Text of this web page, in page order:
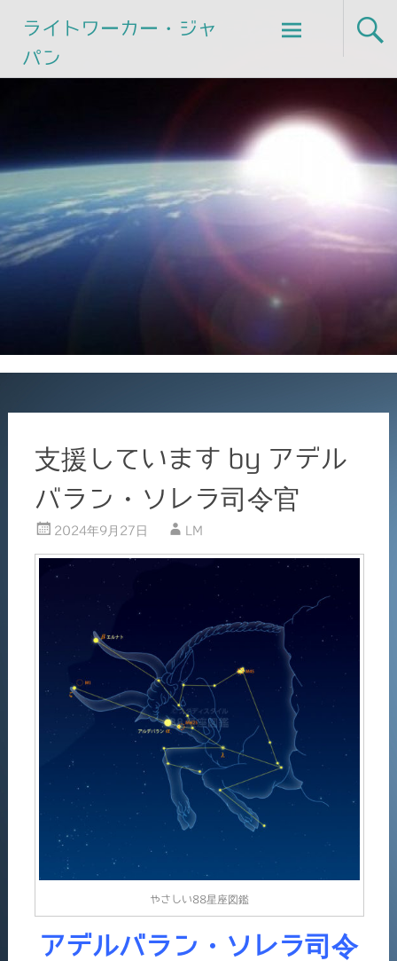
ライトワーカー・ジャ
パン
Skip
to
支援しています by アデル
バラン・ソレラ司令官
2024年9月27日 LM
やさしい88星座図鑑
アデルバラン・ソレラ司令